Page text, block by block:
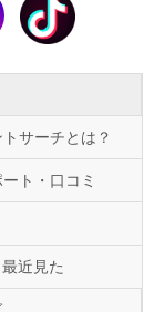
サーチとは？
ート・口コミ
最近見た